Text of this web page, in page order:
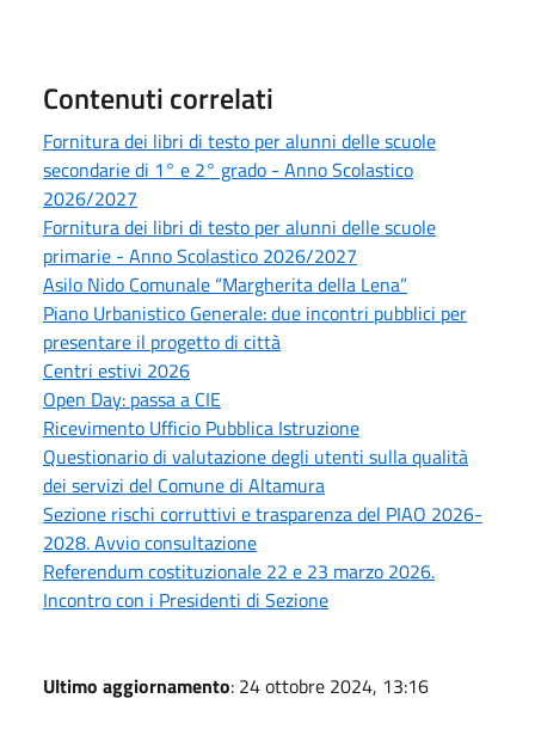
Contenuti correlati
Fornitura dei libri di testo per alunni delle scuole
secondarie di 1° e 2° grado - Anno Scolastico
2026/2027
Fornitura dei libri di testo per alunni delle scuole
primarie - Anno Scolastico 2026/2027
Asilo Nido Comunale “Margherita della Lena”
Piano Urbanistico Generale: due incontri pubblici per
presentare il progetto di città
Centri estivi 2026
Open Day: passa a CIE
Ricevimento Ufficio Pubblica Istruzione
Questionario di valutazione degli utenti sulla qualità
dei servizi del Comune di Altamura
Sezione rischi corruttivi e trasparenza del PIAO 2026-
2028. Avvio consultazione
Referendum costituzionale 22 e 23 marzo 2026.
Incontro con i Presidenti di Sezione
Ultimo aggiornamento: 24 ottobre 2024, 13:16